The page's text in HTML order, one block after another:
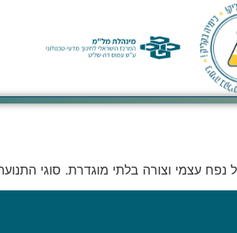
עצמי וצורה בלתי מוגדרת. סוגי התנועה